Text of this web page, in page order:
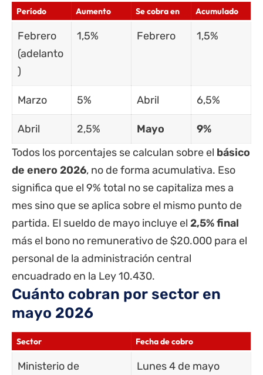
Período Aumento Se cobra en Acumulado
Febrero
(adelanto
)
1,5% Febrero 1,5%
Marzo 5% Abril 6,5%
Abril 2,5% Mayo
9%
Todos los porcentajes se calculan sobre el básico
de enero 2026, no de forma acumulativa. Eso
significa que el 9% total no se capitaliza mes a
mes sino que se aplica sobre el mismo punto de
partida. El sueldo de mayo incluye el 2,5% final
más el bono no remunerativo de $20.000 para el
personal de la administración central
encuadrado en la Ley 10.430.
Cuánto cobran por sector en
mayo 2026
Sector Fecha de cobro
Ministerio de
Lunes 4 de mayo